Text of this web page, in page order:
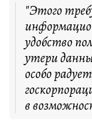
"Этого
удобство
утери
особо
в